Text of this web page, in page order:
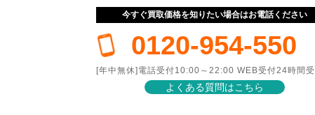
今すぐ買取価格を知りたい場合はお電話ください
0120-954-550
[年中無休]電話受付10:00～22:00 WEB受付24時間受
よくある質問はこちら